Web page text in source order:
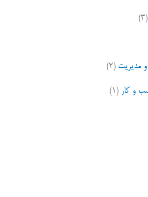
(۳)
مدیریت (۲)
و کار (۱)